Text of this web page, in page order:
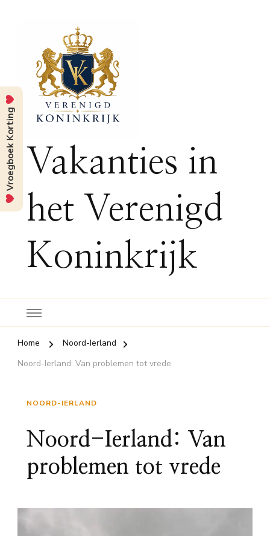
Vakanties in
het Verenigd
Koninkrijk
Home
Noord-Ierland
Noord-Ierland: Van problemen tot vrede
NOORD-IERLAND
Noord-Ierland: Van
problemen tot vrede
Vroegboek Korting